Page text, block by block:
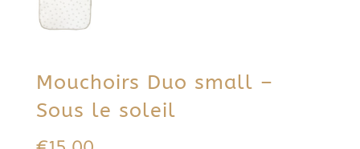
Mouchoirs Duo small –
Sous le soleil